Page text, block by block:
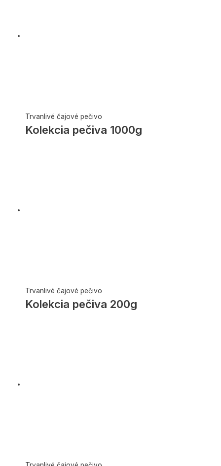
Trvanlivé čajové pečivo
Kolekcia pečiva 1000g
Trvanlivé čajové pečivo
Kolekcia pečiva 200g